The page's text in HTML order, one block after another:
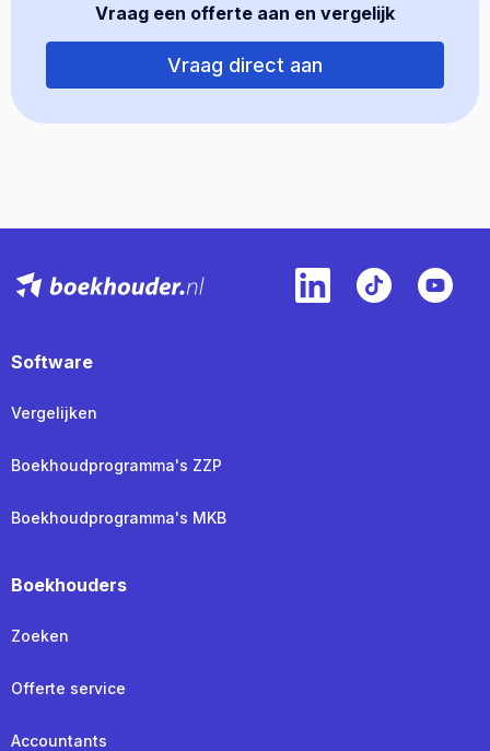
Vraag een offerte aan en vergelijk
Vraag direct aan
Software
Vergelijken
Boekhoudprogramma's ZZP
Boekhoudprogramma's MKB
Boekhouders
Zoeken
Offerte service
Accountants